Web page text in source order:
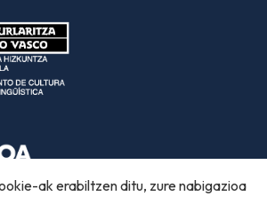
ak erabiltzen ditu, zure nabigazioa